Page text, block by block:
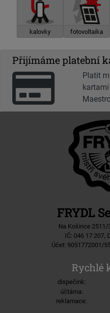
kalovky fotovoltaika
Přijímáme platební
Platit
kartami
FRYDL
Na Košince 2511/
IČ: 046 17 207,
Účet: 9051772001/
Rychlé
dispečink:
účtárna:
reklamace: